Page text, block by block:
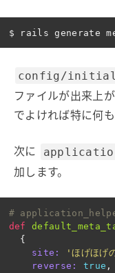
config/
ファイルが出来上
でよければ特に何
次に
加します。
#
def
{
site:
'ほげほげ
reverse: true ,